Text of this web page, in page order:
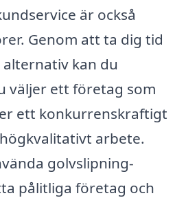
är också
Genom att ta dig tid
kan du
väljer ett företag som
ett konkurrenskraftigt
arbete.
golvslipning-
pålitliga företag och